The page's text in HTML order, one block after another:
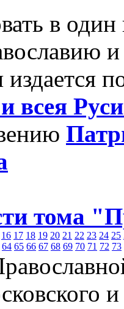
в
всея
тома
16 17 18 19 20 21 22 23 24 25
64 65 66 67 68 69 70 71 72 73